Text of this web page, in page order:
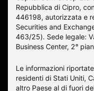
Repubblica di Cipro,
446198, autorizzata e
Securities and
463/25). Sede legale:
Business Center, 2°
Le informazioni
residenti di Stati Uniti,
altro Paese al di fuori